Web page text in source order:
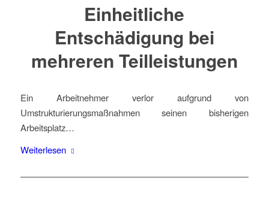
Einheitliche
Entschädigung bei
mehreren Teilleistungen
Ein Arbeitnehmer verlor aufgrund von
Umstrukturierungsmaßnahmen seinen bisherigen
Arbeitsplatz…
Weiterlesen